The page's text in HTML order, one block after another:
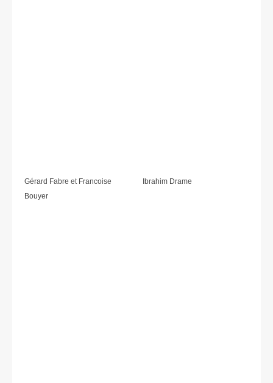
Gérard Fabre et Francoise
Bouyer
Ibrahim Drame